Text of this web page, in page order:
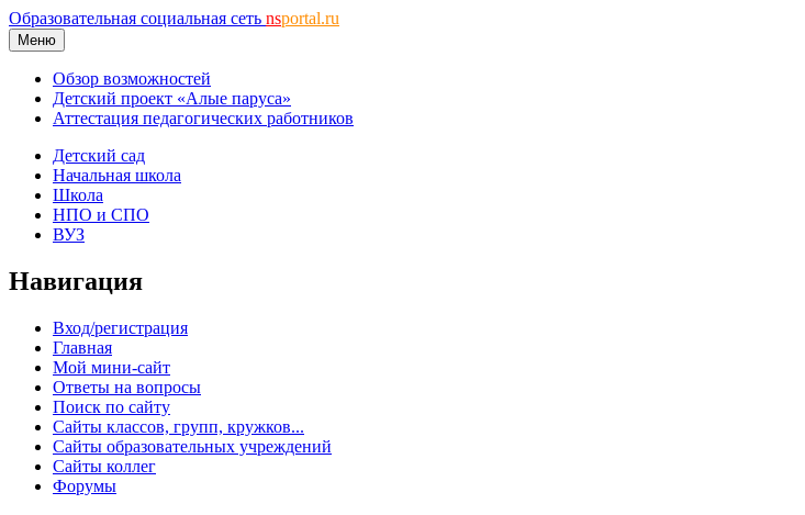
Образовательная социальная сеть nsportal.ru
Меню
Обзор возможностей
Детский проект «Алые паруса»
Аттестация педагогических работников
Детский сад
Начальная школа
Школа
НПО и СПО
ВУЗ
Навигация
Вход/регистрация
Главная
Мой мини-сайт
Ответы на вопросы
Поиск по сайту
Сайты классов, групп, кружков...
Сайты образовательных учреждений
Сайты коллег
Форумы